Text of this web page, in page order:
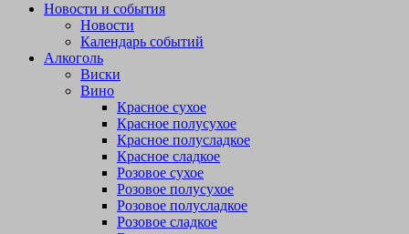
Новости и события
Новости
Календарь событий
Алкоголь
Виски
Вино
Красное сухое
Красное полусухое
Красное полусладкое
Красное сладкое
Розовое сухое
Розовое полусухое
Розовое полусладкое
Розовое сладкое